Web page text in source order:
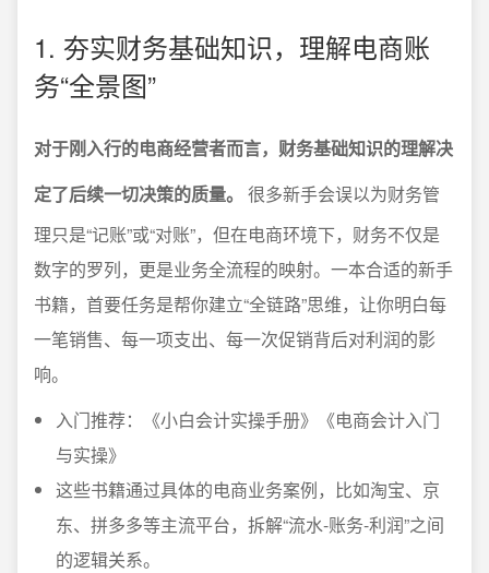
1. 夯实财务基础知识，理解电商账
务“全景图”
对于刚入行的电商经营者而言，财务基础知识的理解决
定了后续一切决策的质量。
很多新手会误以为财务管
理只是“记账”或“对账”，但在电商环境下，财务不仅是
数字的罗列，更是业务全流程的映射。一本合适的新手
书籍，首要任务是帮你建立“全链路”思维，让你明白每
一笔销售、每一项支出、每一次促销背后对利润的影
响。
入门推荐：《小白会计实操手册》《电商会计入门
与实操》
这些书籍通过具体的电商业务案例，比如淘宝、京
东、拼多多等主流平台，拆解“流水-账务-利润”之间
的逻辑关系。